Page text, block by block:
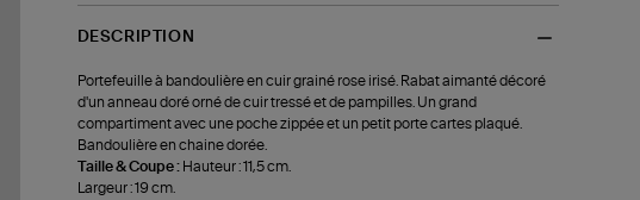
DESCRIPTION
Portefeuille à bandoulière en cuir grainé rose irisé. Rabat aimanté décoré
d'un anneau doré orné de cuir tressé et de pampilles. Un grand
compartiment avec une poche zippée et un petit porte cartes plaqué.
Bandoulière en chaine dorée.
Taille & Coupe : Hauteur : 11,5 cm.
Largeur : 19 cm.